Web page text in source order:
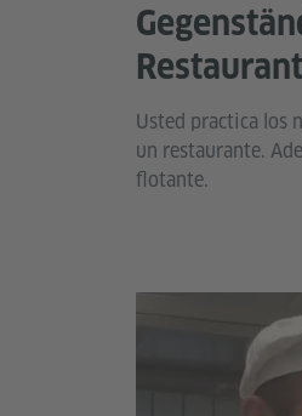
Restaurant
Usted practica los
un restaurante.
flotante.